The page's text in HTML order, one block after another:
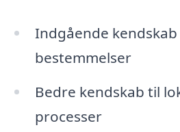
Indgående
bestemmelser
Bedre kendskab til
processer